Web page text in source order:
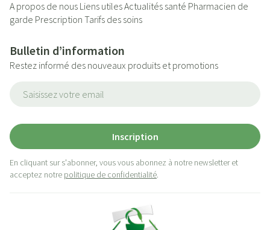
A propos de nous Liens utilesActualités santé Pharmacien de
garde Prescription Tarifs des soins
Bulletin d’information
Restez informé des nouveaux produits et promotions
Inscription
En cliquant sur s'abonner, vous vous abonnez à notre newsletter et
acceptez notre politique de confidentialité.